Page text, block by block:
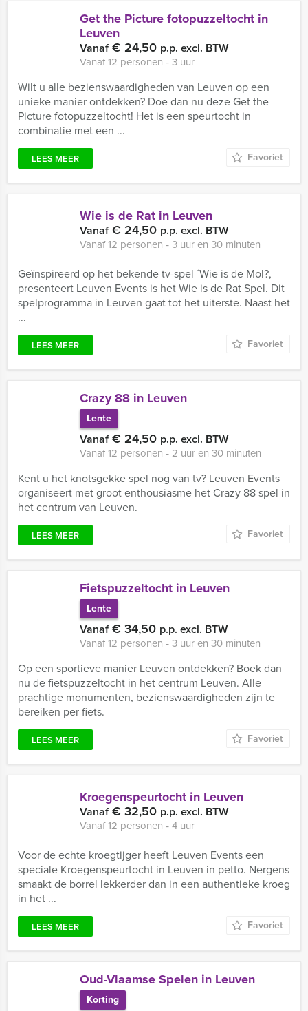
Get the Picture fotopuzzeltocht in
Leuven
Vanaf€ 24,50 p.p. excl. BTW
Vanaf 12 personen ‐ 3 uur
Wilt u alle bezienswaardigheden van Leuven op een
unieke manier ontdekken? Doe dan nu deze Get the
Picture fotopuzzeltocht! Het is een speurtocht in
combinatie met een ...
LEES MEER Favoriet
Wie is de Rat in Leuven
Vanaf€ 24,50 p.p. excl. BTW
Vanaf 12 personen ‐ 3 uur en 30 minuten
Geïnspireerd op het bekende tv-spel ´Wie is de Mol?,
presenteert Leuven Events is het Wie is de Rat Spel. Dit
spelprogramma in Leuven gaat tot het uiterste. Naast het
...
LEES MEER Favoriet
Crazy 88 in Leuven
Lente
Vanaf€ 24,50 p.p. excl. BTW
Vanaf 12 personen ‐ 2 uur en 30 minuten
Kent u het knotsgekke spel nog van tv? Leuven Events
organiseert met groot enthousiasme het Crazy 88 spel in
het centrum van Leuven.
LEES MEER Favoriet
Fietspuzzeltocht in Leuven
Lente
Vanaf€ 34,50 p.p. excl. BTW
Vanaf 12 personen ‐ 3 uur en 30 minuten
Op een sportieve manier Leuven ontdekken? Boek dan
nu de fietspuzzeltocht in het centrum Leuven. Alle
prachtige monumenten, bezienswaardigheden zijn te
bereiken per fiets.
LEES MEER Favoriet
Kroegenspeurtocht in Leuven
Vanaf€ 32,50 p.p. excl. BTW
Vanaf 12 personen ‐ 4 uur
Voor de echte kroegtijger heeft Leuven Events een
speciale Kroegenspeurtocht in Leuven in petto. Nergens
smaakt de borrel lekkerder dan in een authentieke kroeg
in het ...
LEES MEER Favoriet
Oud-Vlaamse Spelen in Leuven
Korting